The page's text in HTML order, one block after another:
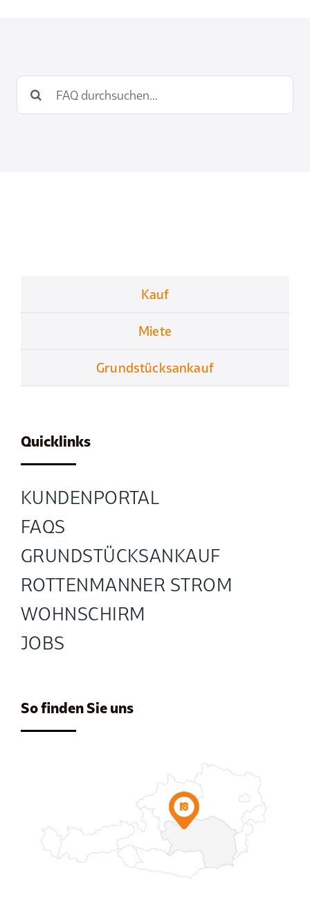
nach:
Kauf
Miete
Grundstücksankauf
Quicklinks
KUNDENPORTAL
FAQS
GRUND­STÜCKS­ANKAUF
ROTTENMANNER STROM
WOHNSCHIRM
JOBS
So finden Sie uns